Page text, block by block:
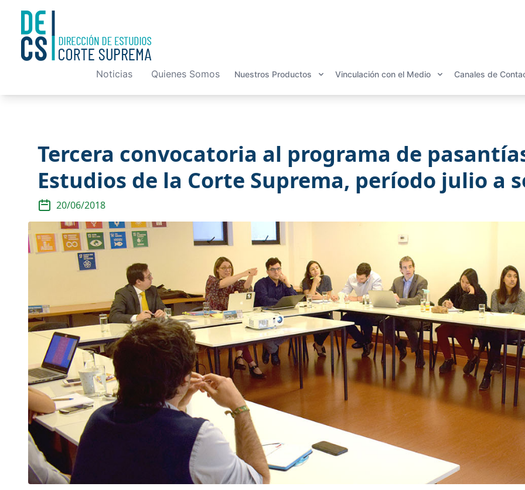
Noticias Quienes Somos Nuestros Productos Vinculación con el Medio Canales de
Tercera convocatoria al programa de
Estudios de la Corte Suprema, período julio a
20/06/2018